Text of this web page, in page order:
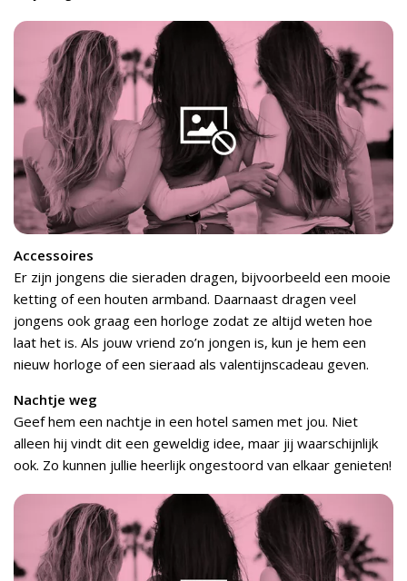
Accessoires
Er zijn jongens die sieraden dragen, bijvoorbeeld een mooie
ketting of een houten armband. Daarnaast dragen veel
jongens ook graag een horloge zodat ze altijd weten hoe
laat het is. Als jouw vriend zo’n jongen is, kun je hem een
nieuw horloge of een sieraad als valentijnscadeau geven.
Nachtje weg
Geef hem een nachtje in een hotel samen met jou. Niet
alleen hij vindt dit een geweldig idee, maar jij waarschijnlijk
ook. Zo kunnen jullie heerlijk ongestoord van elkaar genieten!